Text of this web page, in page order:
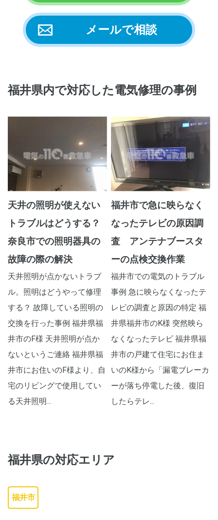
メールで相談
福井県内で対応した電気修理の事例
天井の照明が使えない
トラブルはどうする？
奈良市での照明器具の
故障の際の解決
天井照明が点かないトラブ
ル。照明はどうやって修理
する？ 故障している照明の
交換を行った事例 福井県福
井市のF様 天井照明が点か
ないというご連絡 福井県福
井市にお住いのF様より、自
宅のリビングで使用してい
る天井照明...
福井市で急に映らなく
なったテレビの原因調
査 アンテナブースタ
ーの点検交換作業
福井市での電気のトラブル
事例 急に映らなくなったテ
レビの調査と原因の特定 福
井県福井市のK様 突然映ら
なくなったテレビ 福井県福
井市の戸建て住宅にお住ま
いのK様から「漏電ブレーカ
ーが落ち停電した後、復旧
したらテレ...
福井県の対応エリア
福井市